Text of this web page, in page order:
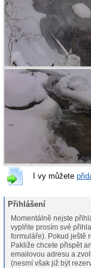
I vy můžete
Přihlášení
Momentálně nejste
vyplňte prosím své
formuláře).
Pakliže chcete přispět
emailovou adresu a
(nesmí však již být